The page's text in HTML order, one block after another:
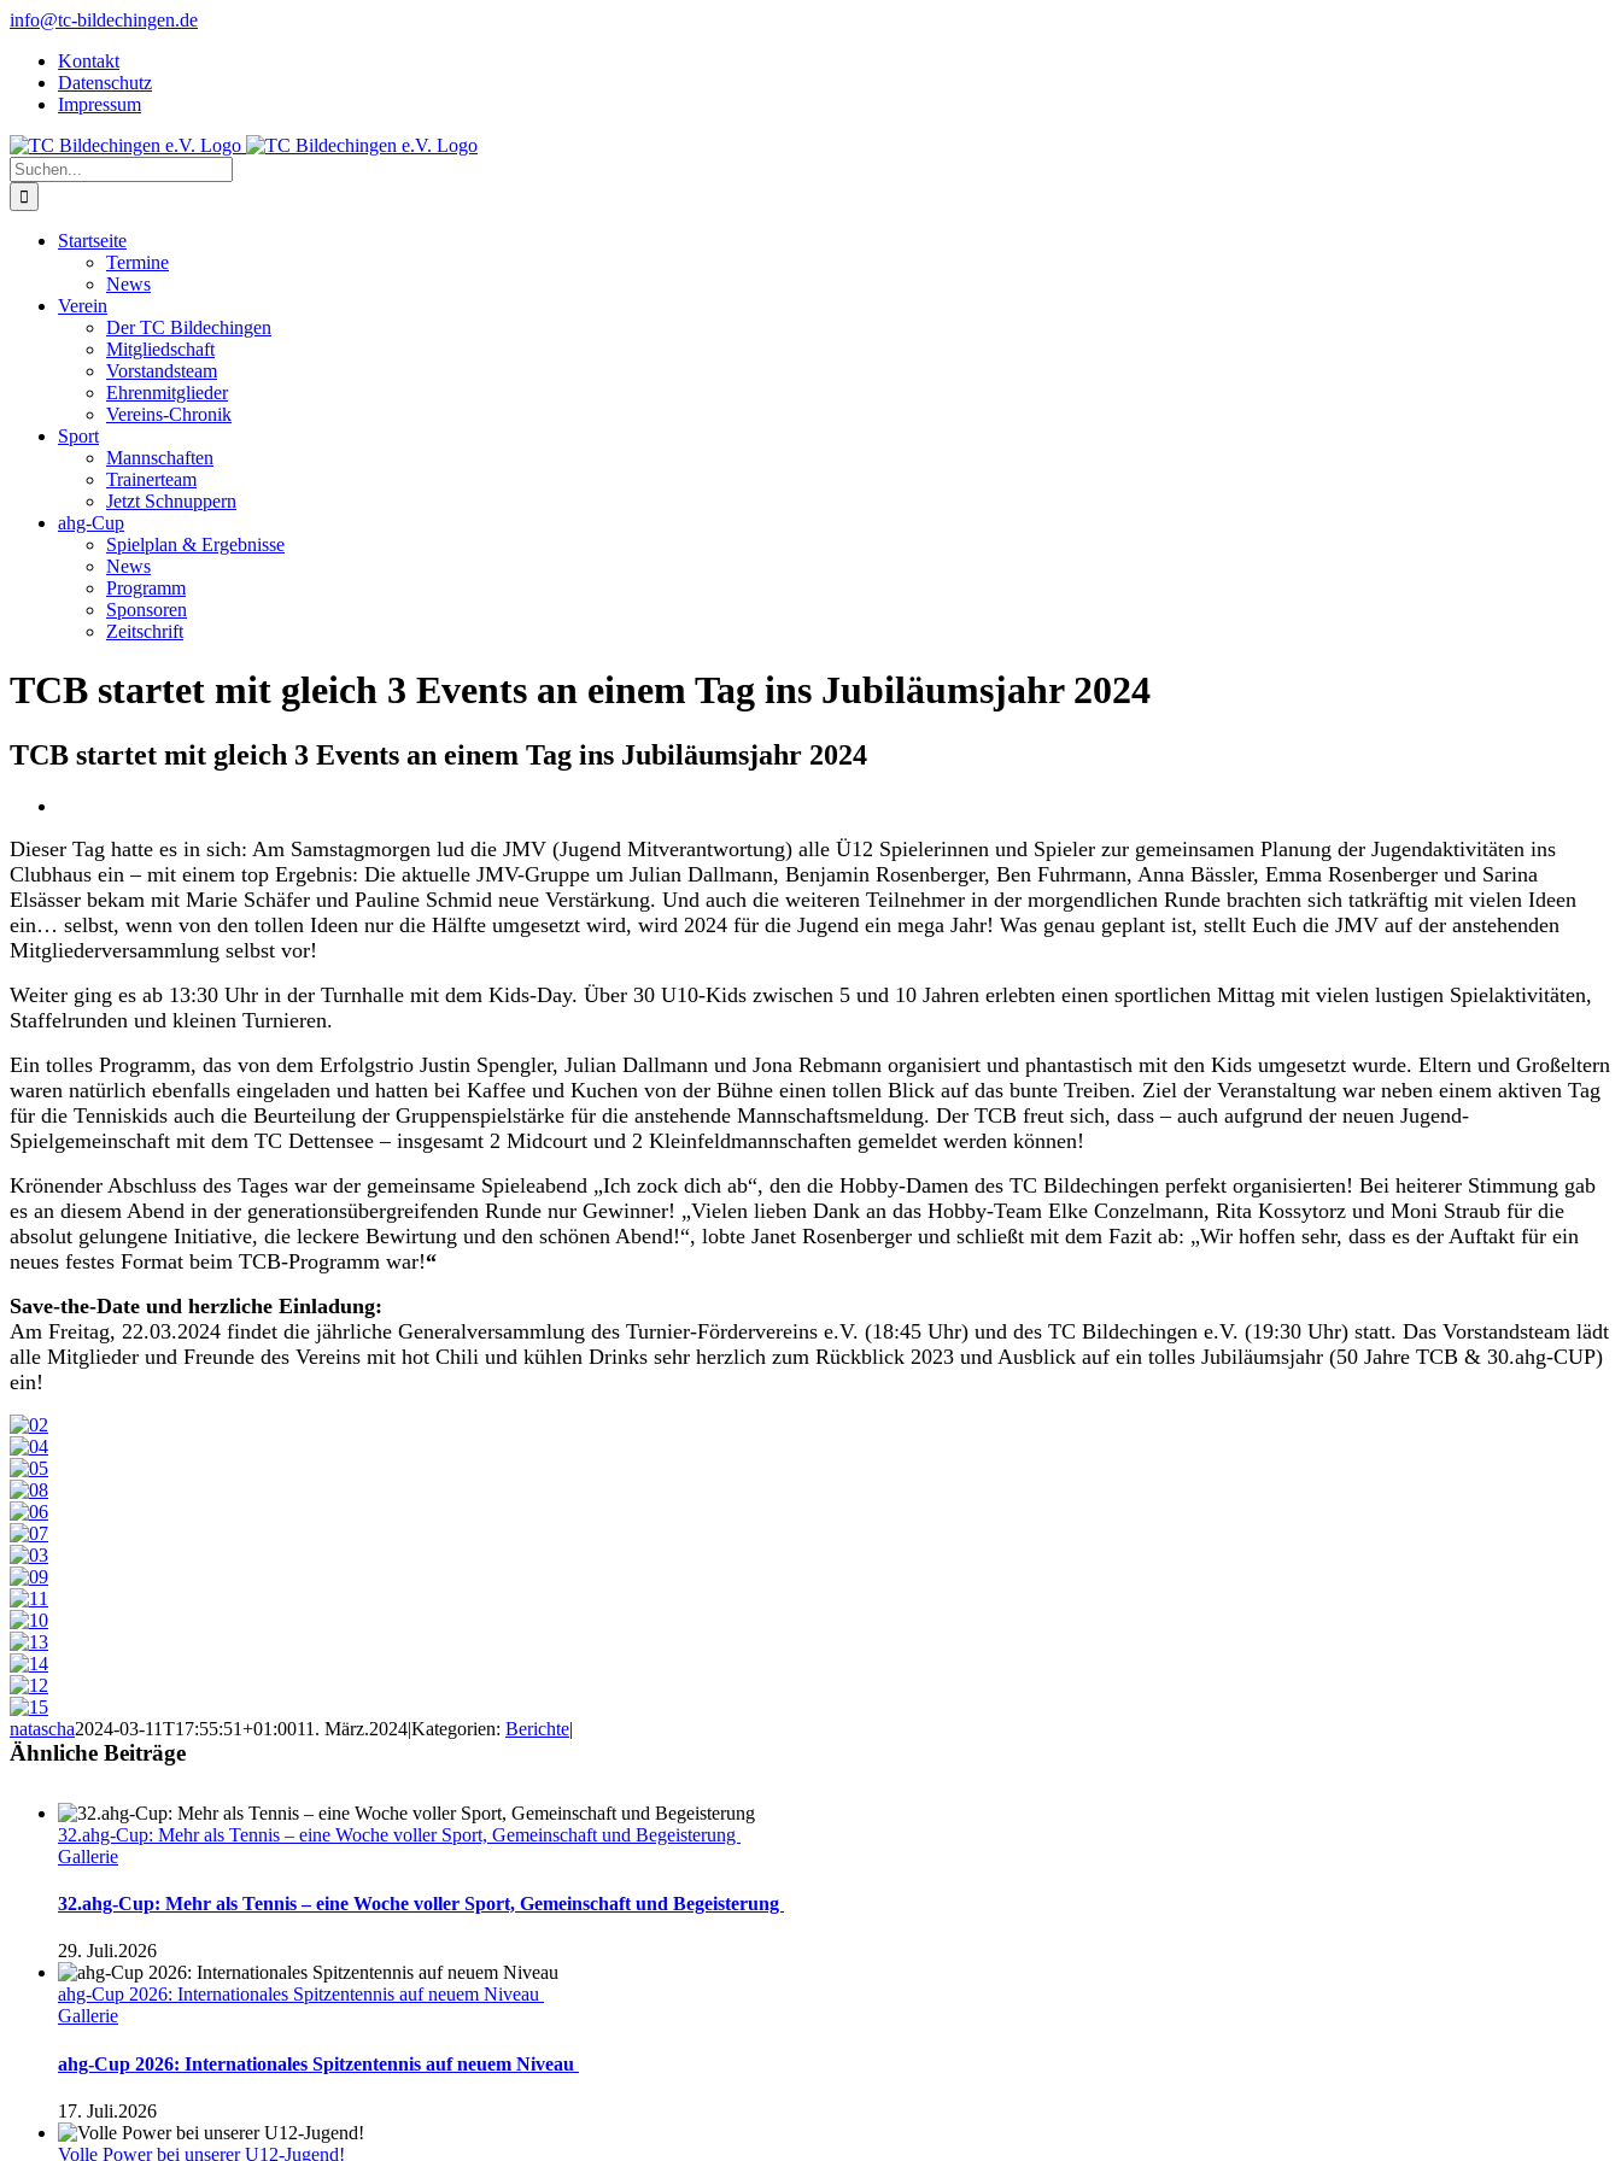
Zum
springen
info@tc-bildechingen.de
Kontakt
Datenschutz
Impressum
Suche
nach:
Startseite
Termine
News
Verein
Der TC Bildechingen
Mitgliedschaft
Vorstandsteam
Ehrenmitglieder
Vereins-Chronik
Sport
Mannschaften
Trainerteam
Jetzt Schnuppern
ahg-Cup
Spielplan & Ergebnisse
News
Programm
Sponsoren
Zeitschrift
TCB startet mit gleich 3 Events an einem Tag ins Jubiläumsjahr 2024
TCB startet mit gleich 3 Events an einem Tag ins Jubiläumsjahr 2024
Bild
Dieser Tag hatte es in sich: Am Samstagmorgen lud die JMV (Jugend Mitverantwortung) alle Ü12 Spielerinnen und Spieler zur gemeinsamen Planung der Jugendaktivitäten ins
Clubhaus ein – mit einem top Ergebnis: Die aktuelle JMV-Gruppe um Julian Dallmann, Benjamin Rosenberger, Ben Fuhrmann, Anna Bässler, Emma Rosenberger und Sarina
Elsässer bekam mit Marie Schäfer und Pauline Schmid neue Verstärkung. Und auch die weiteren Teilnehmer in der morgendlichen Runde brachten sich tatkräftig mit vielen Ideen
ein… selbst, wenn von den tollen Ideen nur die Hälfte umgesetzt wird, wird 2024 für die Jugend ein mega Jahr! Was genau geplant ist, stellt Euch die JMV auf der anstehenden
Mitgliederversammlung selbst vor!
Weiter ging es ab 13:30 Uhr in der Turnhalle mit dem Kids-Day. Über 30 U10-Kids zwischen 5 und 10 Jahren erlebten einen sportlichen Mittag mit vielen lustigen Spielaktivitäten,
Staffelrunden und kleinen Turnieren.
Ein tolles Programm, das von dem Erfolgstrio Justin Spengler, Julian Dallmann und Jona Rebmann organisiert und phantastisch mit den Kids umgesetzt wurde. Eltern und Großeltern
waren natürlich ebenfalls eingeladen und hatten bei Kaffee und Kuchen von der Bühne einen tollen Blick auf das bunte Treiben. Ziel der Veranstaltung war neben einem aktiven Tag
für die Tenniskids auch die Beurteilung der Gruppenspielstärke für die anstehende Mannschaftsmeldung. Der TCB freut sich, dass – auch aufgrund der neuen Jugend-
Spielgemeinschaft mit dem TC Dettensee – insgesamt 2 Midcourt und 2 Kleinfeldmannschaften gemeldet werden können!
Krönender Abschluss des Tages war der gemeinsame Spieleabend „Ich zock dich ab“, den die Hobby-Damen des TC Bildechingen perfekt organisierten! Bei heiterer Stimmung gab
es an diesem Abend in der generationsübergreifenden Runde nur Gewinner! „Vielen lieben Dank an das Hobby-Team Elke Conzelmann, Rita Kossytorz und Moni Straub für die
absolut gelungene Initiative, die leckere Bewirtung und den schönen Abend!“, lobte Janet Rosenberger und schließt mit dem Fazit ab: „Wir hoffen sehr, dass es der Auftakt für ein
neues festes Format beim TCB-Programm war!“
Save-the-Date und herzliche Einladung:
Am Freitag, 22.03.2024 findet die jährliche Generalversammlung des Turnier-Fördervereins e.V. (18:45 Uhr) und des TC Bildechingen e.V. (19:30 Uhr) statt. Das Vorstandsteam lädt
alle Mitglieder und Freunde des Vereins mit hot Chili und kühlen Drinks sehr herzlich zum Rückblick 2023 und Ausblick auf ein tolles Jubiläumsjahr (50 Jahre TCB & 30.ahg-CUP)
ein!
natascha2024-03-11T17:55:51+01:0011. März.2024|Kategorien: Berichte|
Ähnliche Beiträge
32.ahg-Cup: Mehr als Tennis – eine Woche voller Sport, Gemeinschaft und Begeisterung
Gallerie
32.ahg-Cup: Mehr als Tennis – eine Woche voller Sport, Gemeinschaft und Begeisterung
29. Juli.2026
ahg-Cup 2026: Internationales Spitzentennis auf neuem Niveau
Gallerie
ahg-Cup 2026: Internationales Spitzentennis auf neuem Niveau
17. Juli.2026
Volle Power bei unserer U12-Jugend!